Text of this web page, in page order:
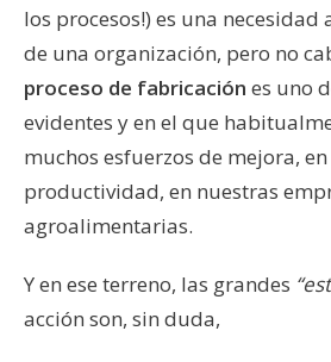
los procesos!) es una necesidad
de una organización, pero no
proceso de fabricación es uno
evidentes y en el que
muchos esfuerzos de mejora,
productividad, en nuestras
agroalimentarias.
Y en ese terreno, las grandes
acción son, sin duda,